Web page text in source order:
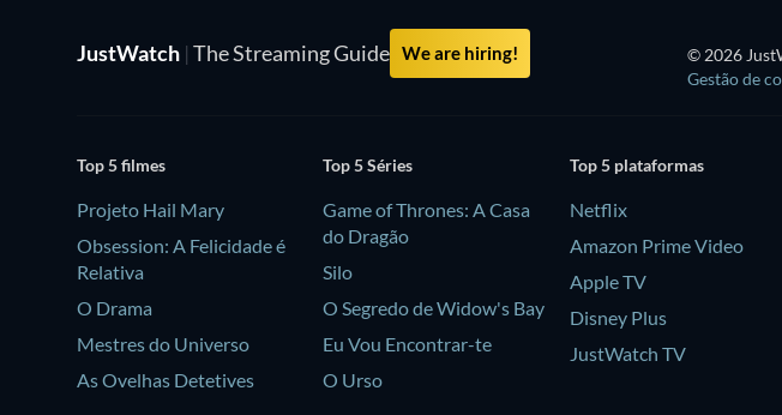
JustWatch | The Streaming Guide We are hiring! © 2026
Gestão de
Top 5 filmes
Projeto Hail Mary
Obsession: A Felicidade é
Relativa
O Drama
Mestres do Universo
As Ovelhas Detetives
Top 5 Séries
Game of Thrones: A Casa
do Dragão
Silo
O Segredo de Widow's Bay
Eu Vou Encontrar-te
O Urso
Top 5 plataformas
Netflix
Amazon Prime Video
Apple TV
Disney Plus
JustWatch TV